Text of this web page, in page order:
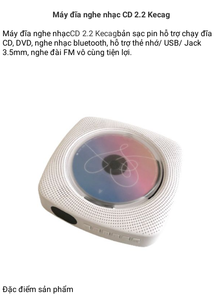
Máy đĩa nghe nhạc CD 2.2 Kecag
Máy đĩa nghe nhạcCD 2.2 Kecagbản sạc pin hỗ trợ chạy đĩa
CD, DVD, nghe nhạc bluetooth, hỗ trợ thẻ nhớ/ USB/ Jack
3.5mm, nghe đài FM vô cùng tiện lợi.
Đặc điểm sản phẩm